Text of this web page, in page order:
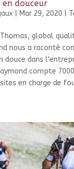
en douceur
| Mar 29, 2020
global
nous a raconté
douce dans
compte
en charge de